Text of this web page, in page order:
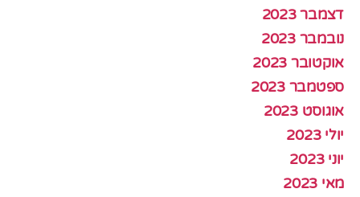
דצמבר 2023
נובמבר 2023
אוקטובר 2023
ספטמבר 2023
אוגוסט 2023
יולי 2023
יוני 2023
מאי 2023